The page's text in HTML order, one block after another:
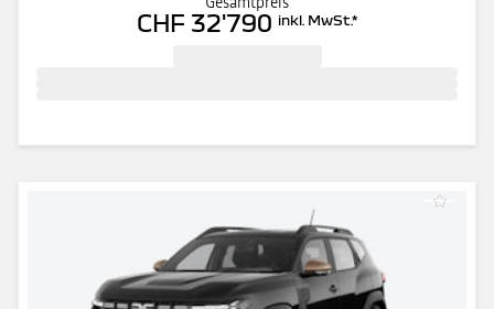
CHF 32'790 inkl. MwSt.*